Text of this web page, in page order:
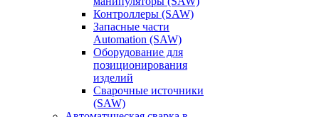
Контроллеры (SAW)
Запасные части
Automation (SAW)
Оборудование для
позиционирования
изделий
Сварочные источники
(SAW)